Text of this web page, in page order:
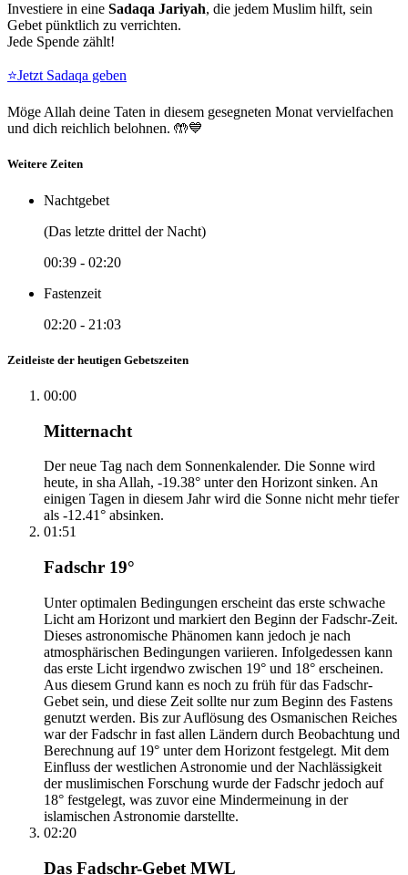
Investiere in eine Sadaqa Jariyah, die jedem Muslim hilft, sein
Gebet pünktlich zu verrichten.
Jede Spende zählt!
⭐Jetzt Sadaqa geben
Möge Allah deine Taten in diesem gesegneten Monat vervielfachen
und dich reichlich belohnen. 🤲💙
Weitere Zeiten
Nachtgebet
(Das letzte drittel der Nacht)
00:39 - 02:20
Fastenzeit
02:20 - 21:03
Zeitleiste der heutigen Gebetszeiten
00:00
Mitternacht
Der neue Tag nach dem Sonnenkalender. Die Sonne wird
heute, in sha Allah, -19.38° unter den Horizont sinken. An
einigen Tagen in diesem Jahr wird die Sonne nicht mehr tiefer
als -12.41° absinken.
01:51
Fadschr 19°
Unter optimalen Bedingungen erscheint das erste schwache
Licht am Horizont und markiert den Beginn der Fadschr-Zeit.
Dieses astronomische Phänomen kann jedoch je nach
atmosphärischen Bedingungen variieren. Infolgedessen kann
das erste Licht irgendwo zwischen 19° und 18° erscheinen.
Aus diesem Grund kann es noch zu früh für das Fadschr-
Gebet sein, und diese Zeit sollte nur zum Beginn des Fastens
genutzt werden. Bis zur Auflösung des Osmanischen Reiches
war der Fadschr in fast allen Ländern durch Beobachtung und
Berechnung auf 19° unter dem Horizont festgelegt. Mit dem
Einfluss der westlichen Astronomie und der Nachlässigkeit
der muslimischen Forschung wurde der Fadschr jedoch auf
18° festgelegt, was zuvor eine Mindermeinung in der
islamischen Astronomie darstellte.
02:20
Das Fadschr-Gebet MWL